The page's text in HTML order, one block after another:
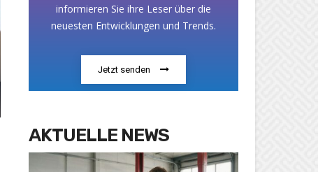
informieren Sie ihre Leser über die
neuesten Entwicklungen und Trends.
Jetzt senden
AKTUELLE NEWS